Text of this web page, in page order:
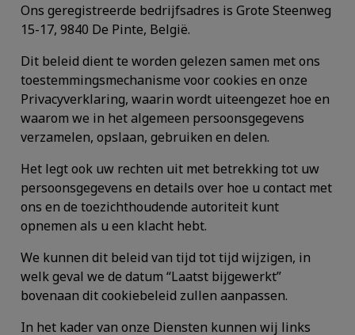
Ons geregistreerde bedrijfsadres is Grote Steenweg
15-17, 9840 De Pinte, België.
Dit beleid dient te worden gelezen samen met ons
toestemmingsmechanisme voor cookies en onze
Privacyverklaring, waarin wordt uiteengezet hoe en
waarom we in het algemeen persoonsgegevens
verzamelen, opslaan, gebruiken en delen.
Het legt ook uw rechten uit met betrekking tot uw
persoonsgegevens en details over hoe u contact met
ons en de toezichthoudende autoriteit kunt
opnemen als u een klacht hebt.
We kunnen dit beleid van tijd tot tijd wijzigen, in
welk geval we de datum “Laatst bijgewerkt”
bovenaan dit cookiebeleid zullen aanpassen.
In het kader van onze Diensten kunnen wij links